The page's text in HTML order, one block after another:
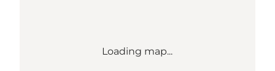
Loading map...